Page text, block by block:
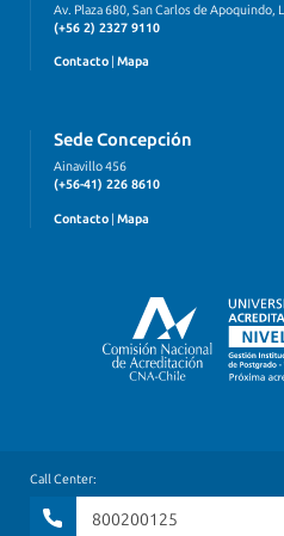
Av. Plaza 680, San Carlos de Apoquindo,
(+56 2) 2327 9110
Contacto | Mapa
Sede Concepción
Ainavillo 456
(+56-41) 226 8610
Contacto | Mapa
Call Center:
800200125